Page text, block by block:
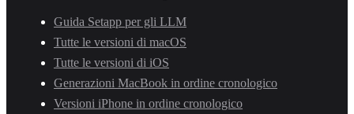
Guida Setapp per gli LLM
Tutte le versioni di macOS
Tutte le versioni di iOS
Generazioni MacBook in ordine cronologico
Versioni iPhone in ordine cronologico